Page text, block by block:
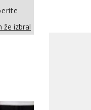
že izbral